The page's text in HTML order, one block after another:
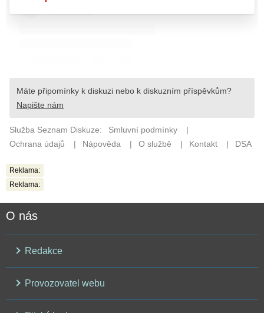
Reklama:
Reklama:
O nás
Redakce
Provozovatel webu